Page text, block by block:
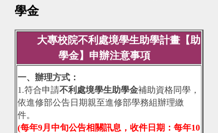
學金
大專校院不利處境學生助學計畫【助
學金】申辦注意事項
一、辦理方式：
1.符合申請不利處境學生助學金補助資格同學，
依進修部公告日期親至進修部學務組辦理繳
件。
(每年9月中旬公告相關訊息，收件日期：每年10